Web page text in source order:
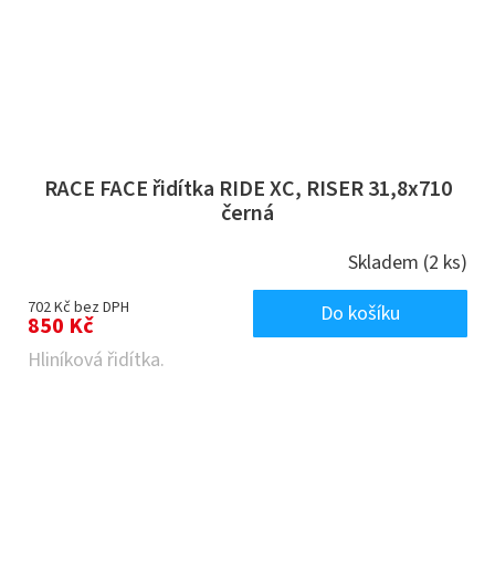
RACE FACE řidítka RIDE XC, RISER 31,8x710
černá
Skladem (2 ks)
702 Kč bez DPH
850 Kč
Do košíku
Hliníková řidítka.